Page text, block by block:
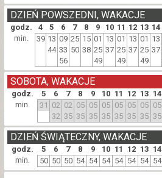
godz. 4 5 6 7 8 9 10 11 12 13 14
DZIEŃ POWSZEDNI, WAKACJE
min. 39 13
44
09
33
56
25
50
15
38
01
25
49
13
37
01
25
49
13
37
01
25
49
13
37
godz. 5 6 7 8 9 10 11 12 13 14
SOBOTA, WAKACJE
min. 31 02
32
02
35
05
35
05
35
05
35
05
35
05
35
05
35
05
35
godz. 5 6 7 8 9 10 11 12 13 14
DZIEŃ ŚWIĄTECZNY, WAKACJE
min. 50 50 50 54 54 54 54 54 54 54